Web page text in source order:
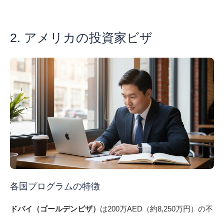
2. アメリカの投資家ビザ
各国プログラムの特徴
ドバイ（ゴールデンビザ） は200万AED（約8,250万円）の不